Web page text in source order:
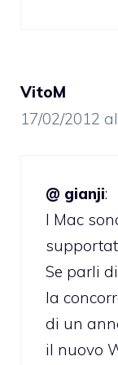
VitoM
17/02/2012
@ gianji:
I Mac
Se parli
la
di un
il nuovo